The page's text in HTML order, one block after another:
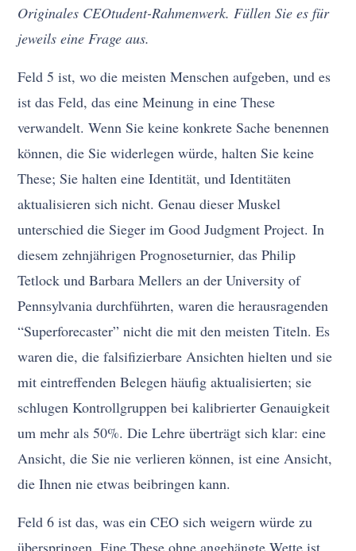
Originales CEOtudent-Rahmenwerk. Füllen Sie es für
jeweils eine Frage aus.
Feld 5 ist, wo die meisten Menschen aufgeben, und es
ist das Feld, das eine Meinung in eine These
verwandelt. Wenn Sie keine konkrete Sache benennen
können, die Sie widerlegen würde, halten Sie keine
These; Sie halten eine Identität, und Identitäten
aktualisieren sich nicht. Genau dieser Muskel
unterschied die Sieger im Good Judgment Project. In
diesem zehnjährigen Prognoseturnier, das Philip
Tetlock und Barbara Mellers an der University of
Pennsylvania durchführten, waren die herausragenden
“Superforecaster” nicht die mit den meisten Titeln. Es
waren die, die falsifizierbare Ansichten hielten und sie
mit eintreffenden Belegen häufig aktualisierten; sie
schlugen Kontrollgruppen bei kalibrierter Genauigkeit
um mehr als 50%. Die Lehre überträgt sich klar: eine
Ansicht, die Sie nie verlieren können, ist eine Ansicht,
die Ihnen nie etwas beibringen kann.
Feld 6 ist das, was ein CEO sich weigern würde zu
überspringen. Eine These ohne angehängte Wette ist